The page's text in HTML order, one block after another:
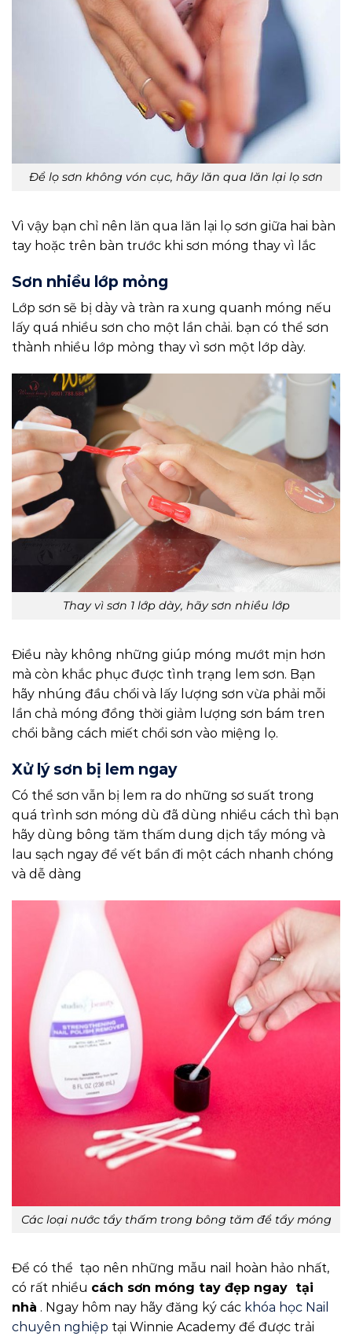
Để lọ sơn không vón cục, hãy lăn qua lăn lại lọ sơn
Vì vậy bạn chỉ nên lăn qua lăn lại lọ sơn giữa hai bàn
tay hoặc trên bàn trước khi sơn móng thay vì lắc
Sơn nhiều lớp mỏng
Lớp sơn sẽ bị dày và tràn ra xung quanh móng nếu
lấy quá nhiều sơn cho một lần chải. bạn có thể sơn
thành nhiều lớp mỏng thay vì sơn một lớp dày.
Thay vì sơn 1 lớp dày, hãy sơn nhiều lớp
Điều này không những giúp móng mướt mịn hơn
mà còn khắc phục được tình trạng lem sơn. Bạn
hãy nhúng đầu chổi và lấy lượng sơn vừa phải mỗi
lần chả móng đồng thời giảm lượng sơn bám tren
chổi bằng cách miết chổi sơn vào miệng lọ.
Xử lý sơn bị lem ngay
Có thể sơn vẫn bị lem ra do những sơ suất trong
quá trình sơn móng dù đã dùng nhiều cách thì bạn
hãy dùng bông tăm thấm dung dịch tẩy móng và
lau sạch ngay để vết bẩn đi một cách nhanh chóng
và dễ dàng
Các loại nước tẩy thấm trong bông tăm để tẩy móng
Để có thể tạo nên những mẫu nail hoàn hảo nhất,
có rất nhiều cách sơn móng tay đẹp ngay tại
nhà . Ngay hôm nay hãy đăng ký các khóa học Nail
chuyên nghiệp tại Winnie Academy để được trải